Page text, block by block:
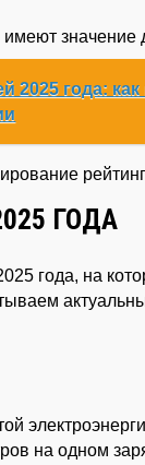
значение
2025 года:
ГОДА
года, на
на одном